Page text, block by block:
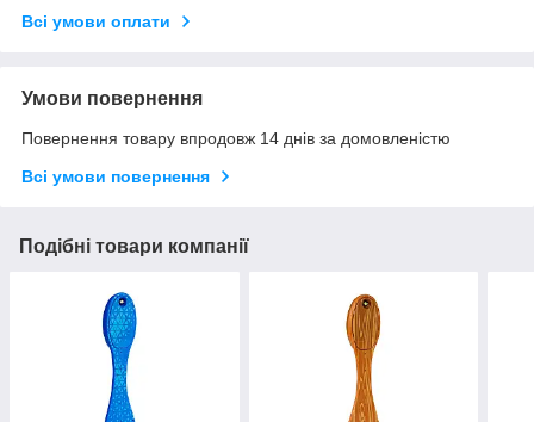
Всі умови оплати
Умови повернення
Повернення товару впродовж 14 днів за домовленістю
Всі умови повернення
Подібні товари компанії